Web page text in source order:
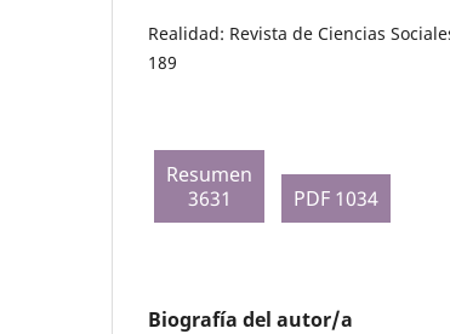
Realidad: Revista de Ciencias
189
Resumen
3631
PDF 1034
Biografía del autor/a